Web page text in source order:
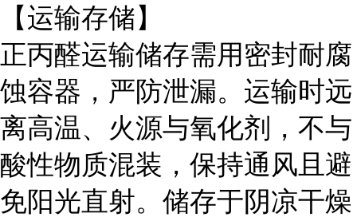
【运输存储】
正丙醛运输储存需用密封耐腐
蚀容器，严防泄漏。运输时远
离高温、火源与氧化剂，不与
酸性物质混装，保持通风且避
免阳光直射。储存于阴凉干燥